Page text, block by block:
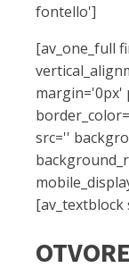
fontello']
[av_one_full
margin='0px'
src=''